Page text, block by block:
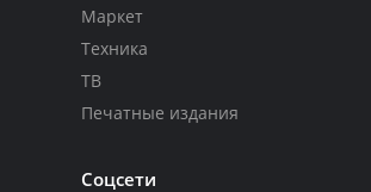
Маркет
Техника
ТВ
Печатные издания
Соцсети